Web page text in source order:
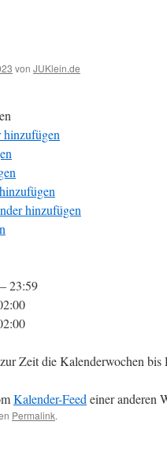
von JUKlein.de
hinzufügen
23:59
Zeit die Kalenderwochen bis
Kalender-Feed einer anderen
Permalink.